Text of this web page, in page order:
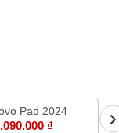
Pad 2024
₫